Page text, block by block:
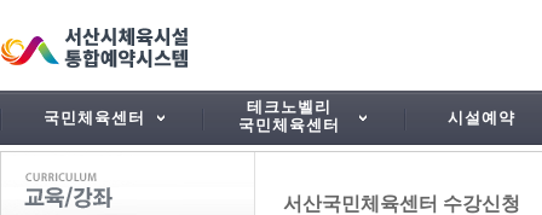
국민체육센터
테크노벨리
국민체육센터
시설예약
서산국민체육센터 수강신청